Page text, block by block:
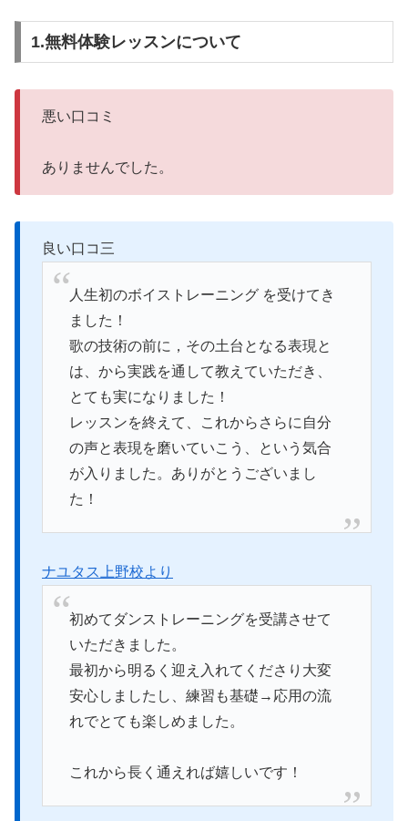
1.無料体験レッスンについて
悪い口コミ
ありませんでした。
良い口コ三
人生初のボイストレーニング を受けてき
ました！
歌の技術の前に，その土台となる表現と
は、から実践を通して教えていただき、
とても実になりました！
レッスンを終えて、これからさらに自分
の声と表現を磨いていこう、という気合
が入りました。ありがとうございまし
た！
ナユタス上野校より
初めてダンストレーニングを受講させて
いただきました。
最初から明るく迎え入れてくださり大変
安心しましたし、練習も基礎→応用の流
れでとても楽しめました。
これから長く通えれば嬉しいです！